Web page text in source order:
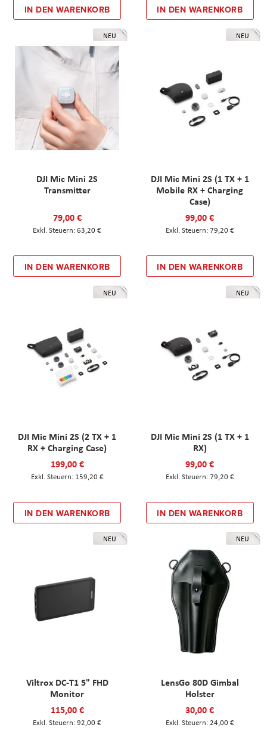
IN DEN WARENKORB IN DEN WARENKORB
NEU
DJI Mic Mini 2S
Transmitter
79,00 €
63,20 €
IN DEN WARENKORB
NEU
DJI Mic Mini 2S (1 TX + 1
Mobile RX + Charging
Case)
99,00 €
79,20 €
IN DEN WARENKORB
NEU
DJI Mic Mini 2S (2 TX + 1
RX + Charging Case)
199,00 €
159,20 €
IN DEN WARENKORB
NEU
DJI Mic Mini 2S (1 TX + 1
RX)
99,00 €
79,20 €
IN DEN WARENKORB
NEU
Viltrox DC-T1 5" FHD
Monitor
115,00 €
92,00 €
NEU
LensGo 80D Gimbal
Holster
30,00 €
24,00 €